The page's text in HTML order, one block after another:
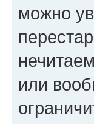
можно
или